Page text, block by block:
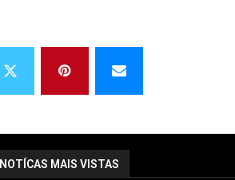
NOTÍCAS MAIS VISTAS